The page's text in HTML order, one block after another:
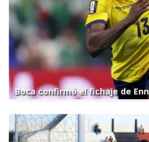
Boca confirmó el fichaje de